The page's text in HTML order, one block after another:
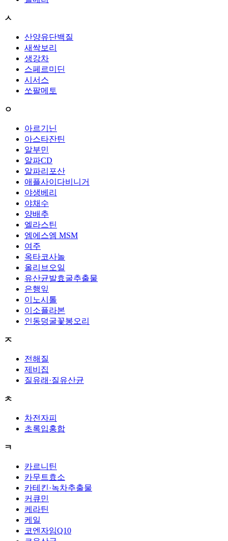
ㅅ
산양유단백질
새싹보리
생강차
스페르미딘
시서스
쏘팔메토
ㅇ
아르기닌
아스타잔틴
알부민
알파CD
알파리포산
애플사이다비니거
야생베리
야채수
양배추
엘라스틴
엠에스엠 MSM
여주
옥타코사놀
올리브오일
유산균발효굴추출물
은행잎
이노시톨
이소플라본
인동덩굴꽃봉오리
ㅈ
전해질
제비집
질유래·질유산균
ㅊ
차전자피
초록입홍합
ㅋ
카르니틴
카무트효소
카테킨·녹차추출물
커큐민
케라틴
케일
코엔자임Q10